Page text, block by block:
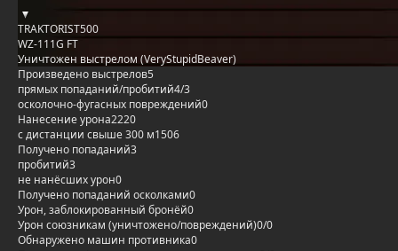
TRAKTORIST500
WZ-111G FT
Уничтожен выстрелом (VeryStupidBeaver)
Произведено выстрелов5
прямых попаданий/пробитий4/3
осколочно-фугасных повреждений0
Нанесение урона2220
с дистанции свыше 300 м1506
Получено попаданий3
пробитий3
не нанёсших урон0
Получено попаданий осколками0
Урон, заблокированный бронёй0
Урон союзникам (уничтожено/повреждений)0/0
Обнаружено машин противника0